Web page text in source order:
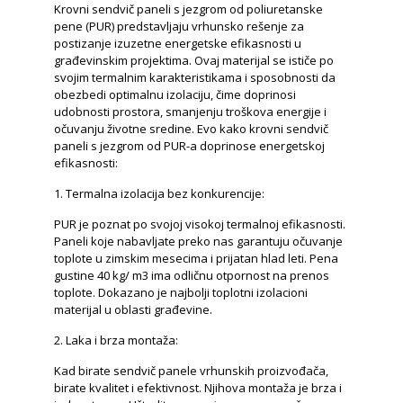
Krovni sendvič paneli s jezgrom od poliuretanske
pene (PUR) predstavljaju vrhunsko rešenje za
postizanje izuzetne energetske efikasnosti u
građevinskim projektima. Ovaj materijal se ističe po
svojim termalnim karakteristikama i sposobnosti da
obezbedi optimalnu izolaciju, čime doprinosi
udobnosti prostora, smanjenju troškova energije i
očuvanju životne sredine. Evo kako krovni sendvič
paneli s jezgrom od PUR-a doprinose energetskoj
efikasnosti:
1. Termalna izolacija bez konkurencije:
PUR je poznat po svojoj visokoj termalnoj efikasnosti.
Paneli koje nabavljate preko nas garantuju očuvanje
toplote u zimskim mesecima i prijatan hlad leti. Pena
gustine 40 kg/ m3 ima odličnu otpornost na prenos
toplote. Dokazano je najbolji toplotni izolacioni
materijal u oblasti građevine.
2. Laka i brza montaža:
Kad birate sendvič panele vrhunskih proizvođača,
birate kvalitet i efektivnost. Njihova montaža je brza i